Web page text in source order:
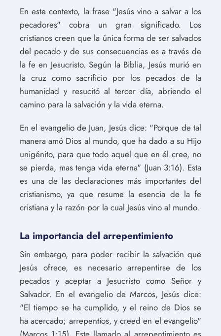
En este contexto, la frase "Jesús vino a salvar a los
pecadores" cobra un gran significado. Los
cristianos creen que la única forma de ser salvados
del pecado y de sus consecuencias es a través de
la fe en Jesucristo. Según la Biblia, Jesús murió en
la cruz como sacrificio por los pecados de la
humanidad y resucitó al tercer día, abriendo el
camino para la salvación y la vida eterna.
En el evangelio de Juan, Jesús dice: "Porque de tal
manera amó Dios al mundo, que ha dado a su Hijo
unigénito, para que todo aquel que en él cree, no
se pierda, mas tenga vida eterna" (Juan 3:16). Esta
es una de las declaraciones más importantes del
cristianismo, ya que resume la esencia de la fe
cristiana y la razón por la cual Jesús vino al mundo.
La importancia del arrepentimiento
Sin embargo, para poder recibir la salvación que
Jesús ofrece, es necesario arrepentirse de los
pecados y aceptar a Jesucristo como Señor y
Salvador. En el evangelio de Marcos, Jesús dice:
"El tiempo se ha cumplido, y el reino de Dios se
ha acercado; arrepentíos, y creed en el evangelio"